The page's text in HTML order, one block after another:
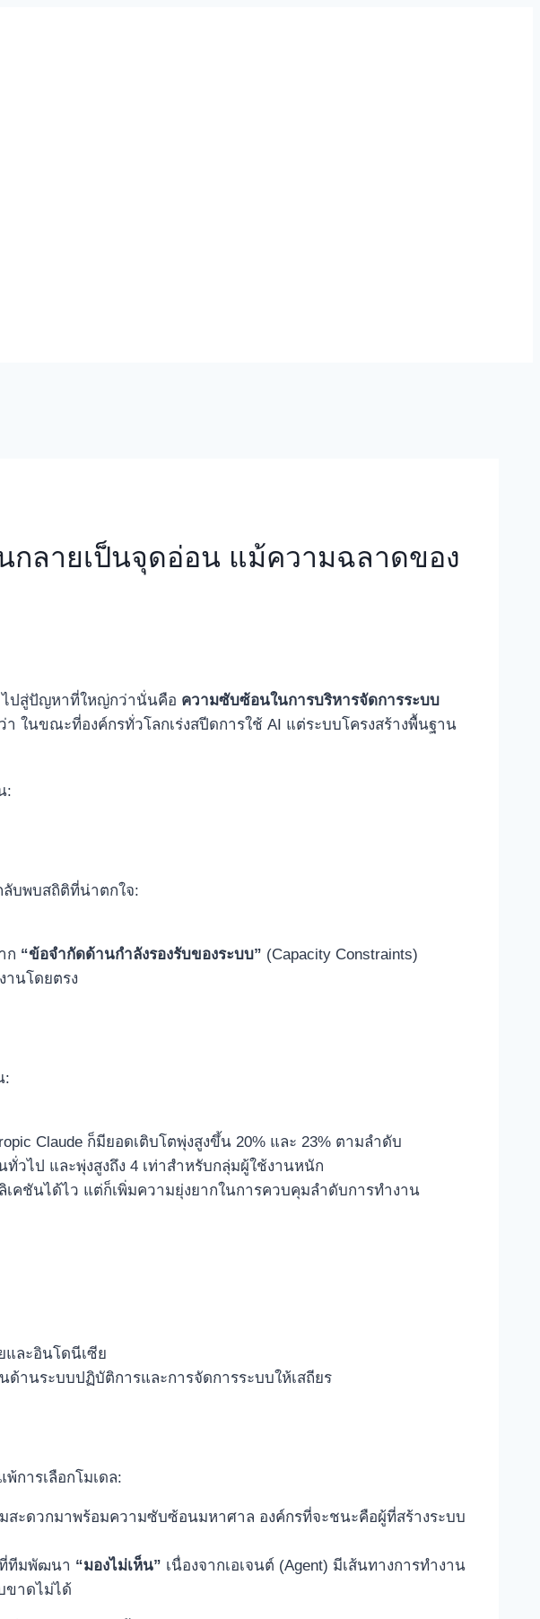
กลายเป็นจุดอ่อน แม้ความฉลาดของ
ไปสู่ปัญหาที่ใหญ่กว่านั่นคือ ความซับซ้อนในการบริหารจัดการระบบ
า ในขณะที่องค์กรทั่วโลกเร่งสปีดการใช้ AI แต่ระบบโครงสร้างพื้นฐาน
:
ลับพบสถิติที่น่าตกใจ:
ก “ข้อจำกัดด้านกำลังรองรับของระบบ” (Capacity Constraints)
นโดยตรง
:
Claude ก็มียอดเติบโตพุ่งสูงขึ้น 20% และ 23% ตามลำดับ
วไป และพุ่งสูงถึง 4 เท่าสำหรับกลุ่มผู้ใช้งานหนัก
คชันได้ไว แต่ก็เพิ่มความยุ่งยากในการควบคุมลำดับการทำงาน
และอินโดนีเซีย
านระบบปฏิบัติการและการจัดการระบบให้เสถียร
การเลือกโมเดล:
สะดวกมาพร้อมความซับซ้อนมหาศาล องค์กรที่จะชนะคือผู้ที่สร้างระบบ
ที่ทีมพัฒนา “มองไม่เห็น” เนื่องจากเอเจนต์ (Agent) มีเส้นทางการทำงาน
ขาดไม่ได้